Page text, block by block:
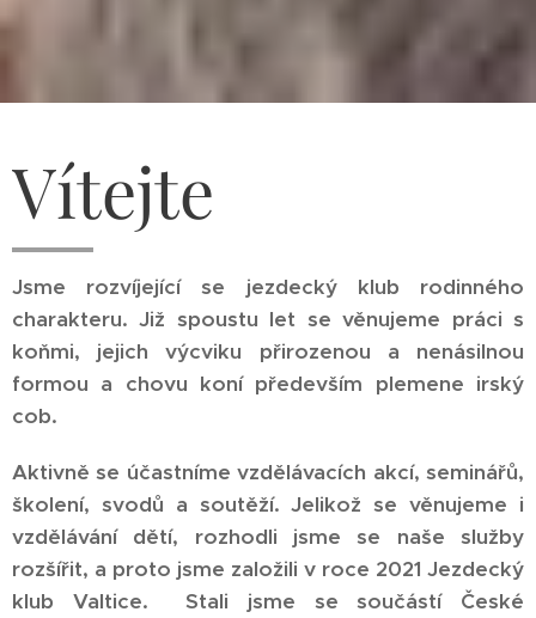
Vítejte
Jsme rozvíjející se jezdecký klub rodinného
charakteru. Již spoustu let se věnujeme práci s
koňmi, jejich výcviku přirozenou a nenásilnou
formou a chovu koní především plemene irský
cob.
Aktivně se účastníme vzdělávacích akcí, seminářů,
školení, svodů a soutěží. Jelikož se věnujeme i
vzdělávání dětí, rozhodli jsme se naše služby
rozšířit, a proto jsme založili v roce 2021 Jezdecký
klub Valtice. Stali jsme se součástí České